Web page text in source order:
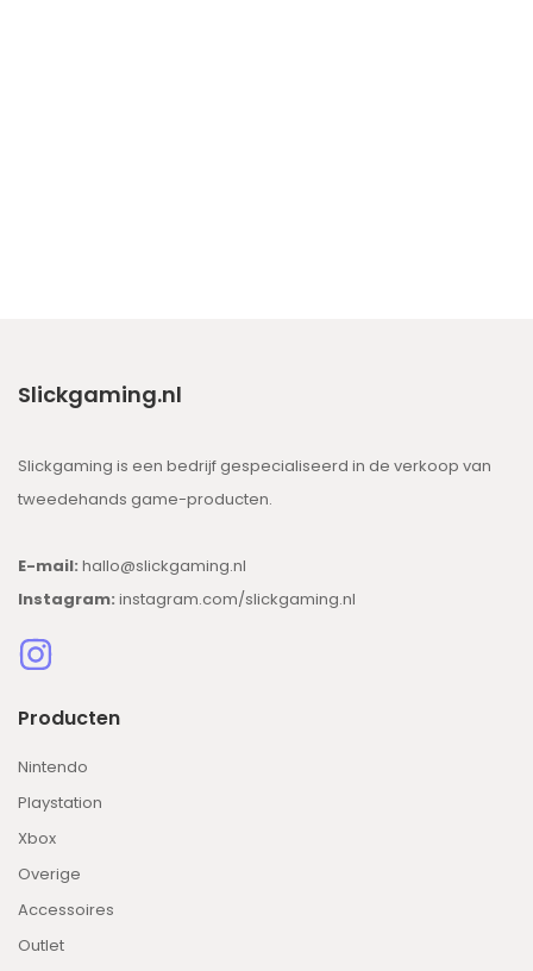
Slickgaming.nl
Slickgaming is een bedrijf gespecialiseerd in de verkoop van
tweedehands game-producten.
E-mail: hallo@slickgaming.nl
Instagram: instagram.com/slickgaming.nl
Producten
Nintendo
Playstation
Xbox
Overige
Accessoires
Outlet